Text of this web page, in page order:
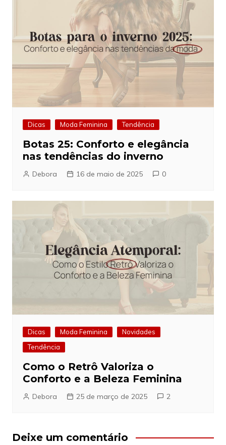
Dicas Moda Feminina Tendência
Botas 25: Conforto e elegância
nas tendências do inverno
Debora 16 de maio de 2025 0
Dicas Moda Feminina
Novidades
Tendência
Como o Retrô Valoriza o
Conforto e a Beleza Feminina
Debora 25 de março de 2025 2
Deixe um comentário